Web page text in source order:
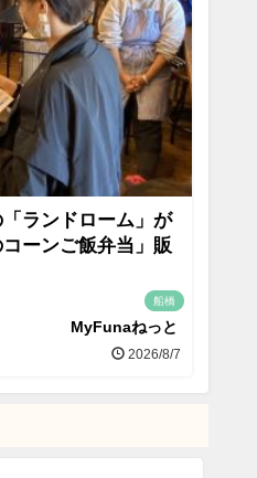
ランドローム」が
ーンご飯弁当」販
船橋
MyFunaねっと
2026/8/7